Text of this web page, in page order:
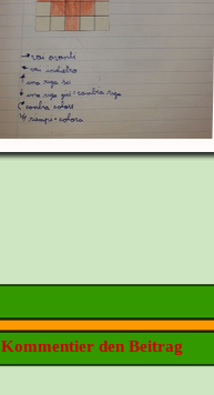
Kommentier den Beitrag